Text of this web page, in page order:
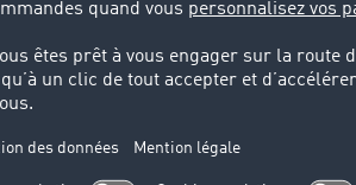
fonctionnent le
d’itinéraire de